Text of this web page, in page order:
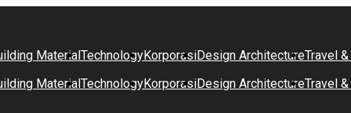
MaterialTechnologyKorporasiDesign ArchitectureTravel
MaterialTechnologyKorporasiDesign ArchitectureTravel